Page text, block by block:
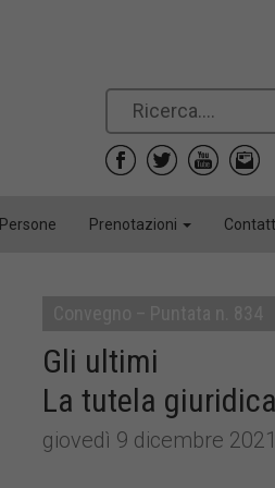
Persone Prenotazioni
Gli ultimi
La tutela
giovedì 9 dicembre